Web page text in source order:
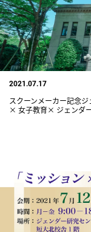
2021.07.17
スクーンメーカー記念
× 女子教育× ジェンダ